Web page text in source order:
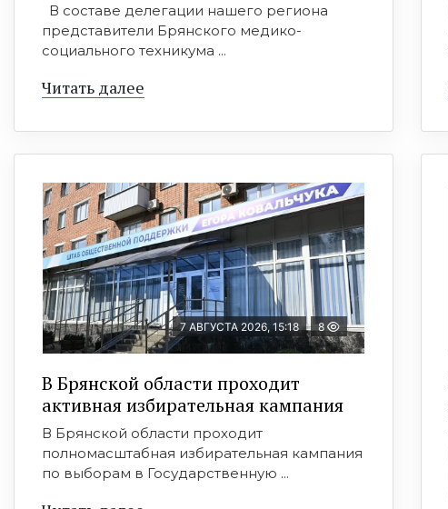
В составе делегации нашего региона
представители Брянского медико-
социального техникума ...
Читать далее
7 АВГУСТА 2026, 15:18 8
В Брянской области проходит
активная избирательная кампания
В Брянской области проходит
полномасштабная избирательная кампания
по выборам в Государственную ...